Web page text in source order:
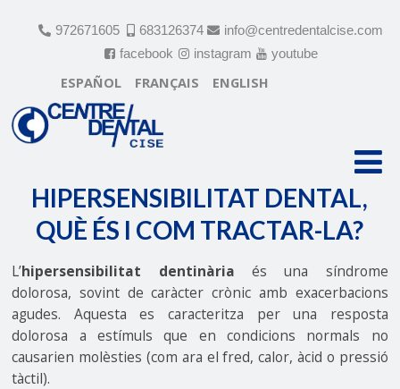
972671605 683126374
info@centredentalcise.com
facebook
instagram youtube
ESPAÑOL FRANÇAIS ENGLISH
HIPERSENSIBILITAT DENTAL,
HIPERSENSIBILITAT DENTAL,
QUÈ ÉS I COM TRACTAR-LA?
L’hipersensibilitat dentinària és una síndrome
dolorosa, sovint de caràcter crònic amb exacerbacions
agudes. Aquesta es caracteritza per una resposta
dolorosa a estímuls que en condicions normals no
causarien molèsties (com ara el fred, calor, àcid o pressió
tàctil).